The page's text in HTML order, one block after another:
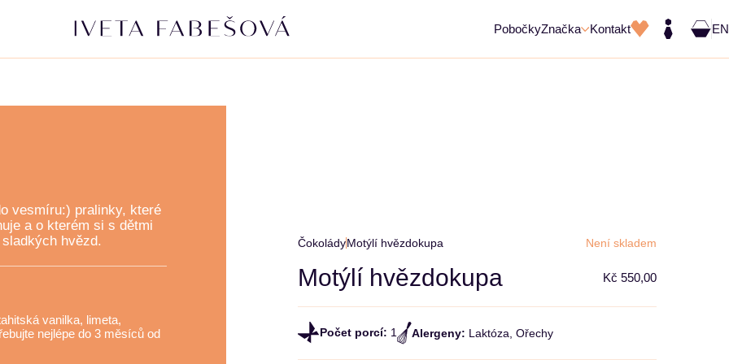
PobočkyZnačka Kontakt EN
OŘÍŠKY
vesmíru:) pralinky, které
a o kterém si s dětmi
hvězd.
vanilka, limeta,
nejlépe do 3 měsíců od
Čokolády Motýlí hvězdokupa Není skladem
Motýlí hvězdokupa Kč 550,00
Počet porcí: 1 Alergeny: Laktóza, Ořechy